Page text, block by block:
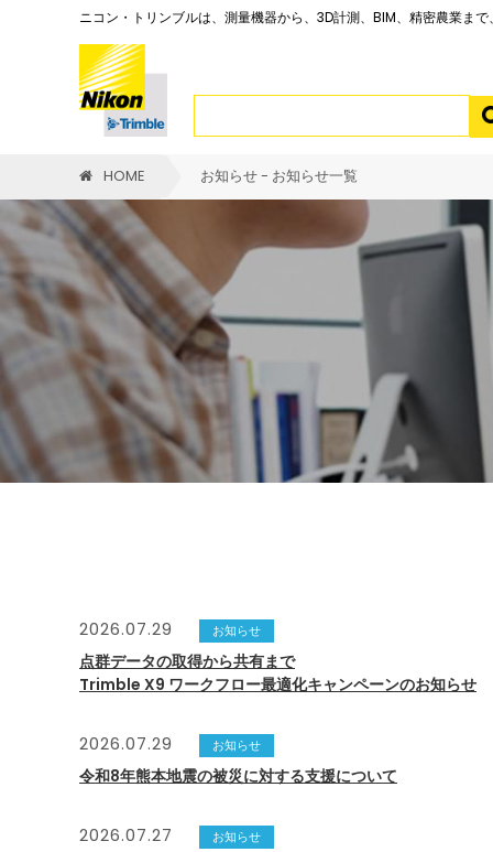
ニコン・トリンブルは、測量機器から、3D計測、BIM、精密農業ま
HOME お知らせ - お知らせ一覧
2026.07.29 お知らせ
点群データの取得から共有まで
Trimble X9 ワークフロー最適化キャンペーンのお知らせ
2026.07.29 お知らせ
令和8年熊本地震の被災に対する支援について
2026.07.27 お知らせ